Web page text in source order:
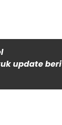
update